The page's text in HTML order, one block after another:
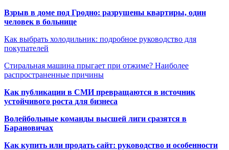
Взрыв в доме под Гродно: разрушены квартиры, один
человек в больнице
Как выбрать холодильник: подробное руководство для
покупателей
Стиральная машина прыгает при отжиме? Наиболее
распространенные причины
Как публикации в СМИ превращаются в источник
устойчивого роста для бизнеса
Волейбольные команды высшей лиги сразятся в
Барановичах
Как купить или продать сайт: руководство и особенности